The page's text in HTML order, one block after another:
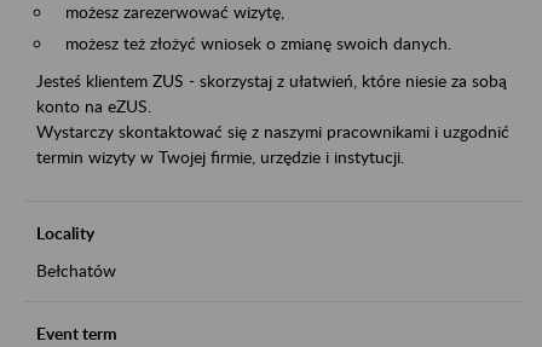
możesz zarezerwować wizytę,
możesz też złożyć wniosek o zmianę swoich danych.
Jesteś klientem ZUS - skorzystaj z ułatwień, które niesie za sobą
konto na eZUS.
Wystarczy skontaktować się z naszymi pracownikami i uzgodnić
termin wizyty w Twojej firmie, urzędzie i instytucji.
Locality
Bełchatów
Event term